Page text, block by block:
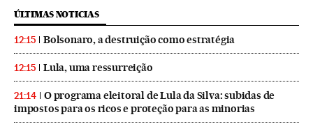
ÚLTIMAS NOTICIAS
12:15 Bolsonaro, a destruição como estratégia
12:15 Lula, uma ressurreição
21:14
O programa eleitoral de Lula da Silva: subidas de
impostos para os ricos e proteção para as minorias